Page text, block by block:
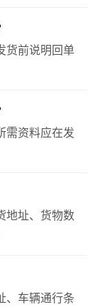
货前说明回单
需资料应在发
地址、货物数
、车辆通行条